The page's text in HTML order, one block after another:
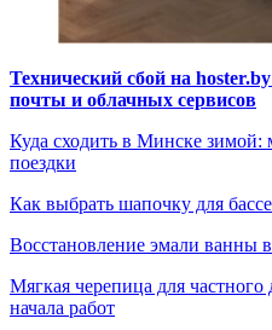
Технический сбой на
почты и облачных сервисов
Куда сходить в Минске зимой:
поездки
Как выбрать шапочку для
Восстановление эмали ванны
Мягкая черепица для
начала работ